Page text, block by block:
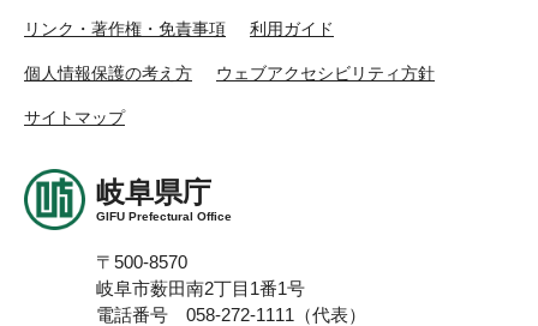
リンク・著作権・免責事項 利用ガイド
個人情報保護の考え方 ウェブアクセシビリティ方針
サイトマップ
岐阜県庁
GIFU Prefectural Office
〒500-8570
岐阜市薮田南2丁目1番1号
電話番号 058-272-1111（代表）